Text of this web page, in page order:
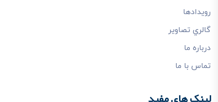
رويدادها
گالري تصاوير
درباره ما
تماس با ما